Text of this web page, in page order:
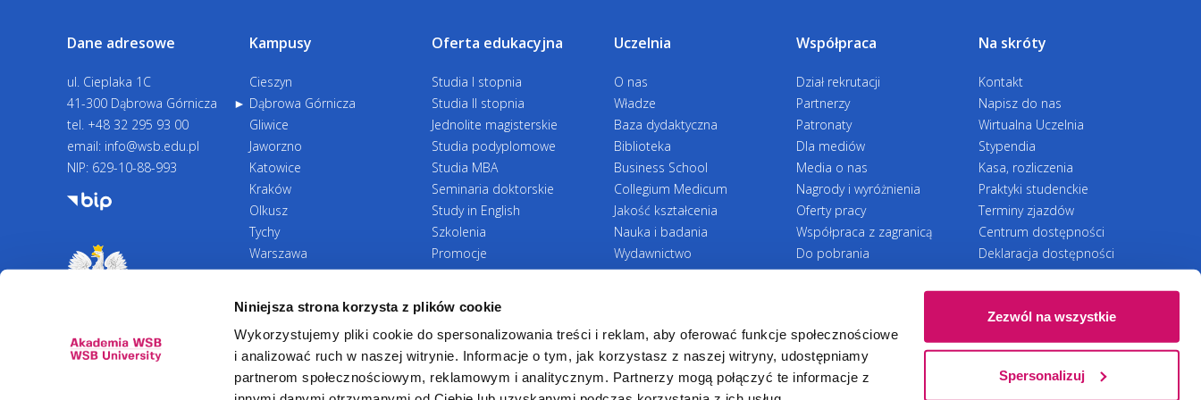
Niniejsza strona korzysta z plików cookie
Wykorzystujemy pliki cookie do spersonalizowania treści i reklam, aby oferować funkcje społecznościowe
i analizować ruch w naszej witrynie. Informacje o tym, jak korzystasz z naszej witryny, udostępniamy
partnerom społecznościowym, reklamowym i analitycznym. Partnerzy mogą połączyć te informacje z
Zezwól na wszystkie
Spersonalizuj
umiejętność adaptowania się do warunków życia i pracy w różnych krajach europejskich.
stacjonarnym podjąć pracę jeszcze przed skończeniem studiów.
Justyna Słupik, Koordynator ds. rekrutacji
tel.
32 295 93 12
e-mail:
justyna.slupik@wsb.edu.pl
mgr Martyna Olszewska, Specjalista ds. rekrutacji
Dane adresowe
ul. Cieplaka 1C
41-300 Dąbrowa Górnicza
tel. +48 32 295 93 00
email: info@wsb.edu.pl
NIP: 629-10-88-993
Kampusy
Cieszyn
Dąbrowa Górnicza
Gliwice
Jaworzno
Katowice
Kraków
Olkusz
Tychy
Warszawa
Zawiercie
Oferta edukacyjna
Studia I stopnia
Studia II stopnia
Jednolite magisterskie
Studia podyplomowe
Studia MBA
Seminaria doktorskie
Study in English
Szkolenia
Promocje
Zasady rekrutacji
Uczelnia
O nas
Władze
Baza dydaktyczna
Biblioteka
Business School
Collegium Medicum
Jakość kształcenia
Nauka i badania
Wydawnictwo
Zrównoważony rozwój
Współpraca
Dział rekrutacji
Partnerzy
Patronaty
Dla mediów
Media o nas
Nagrody i wyróżnienia
Oferty pracy
Współpraca z zagranicą
Do pobrania
Na skróty
Kontakt
Napisz do nas
Wirtualna Uczelnia
Stypendia
Kasa, rozliczenia
Praktyki studenckie
Terminy zjazdów
Centrum dostępności
Deklaracja dostępności
RODO
Ⓒ 2026 Akademia WSBWSB University